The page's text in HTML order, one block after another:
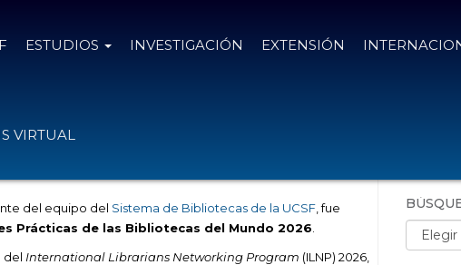
ESTUDIOS INVESTIGACIÓN EXTENSIÓN
VIRTUAL
del equipo del Sistema de Bibliotecas de la UCSF , fue
Prácticas de las Bibliotecas del Mundo 2026
del International Librarians Networking Program (ILNP) 2026,